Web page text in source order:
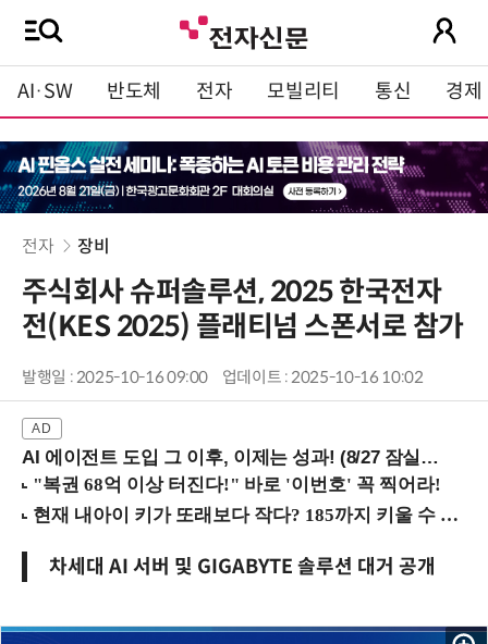
AI·SW 반도체 전자 모빌리티 통신 경제
전자 장비
주식회사 슈퍼솔루션, 2025 한국전자
전(KES 2025) 플래티넘 스폰서로 참가
발행일 : 2025-10-16 09:00 업데이트 : 2025-10-16 10:02
AI 에이전트 도입 그 이후, 이제는 성과! (8/27 잠실역)
차세대 AI 서버 및 GIGABYTE 솔루션 대거 공개